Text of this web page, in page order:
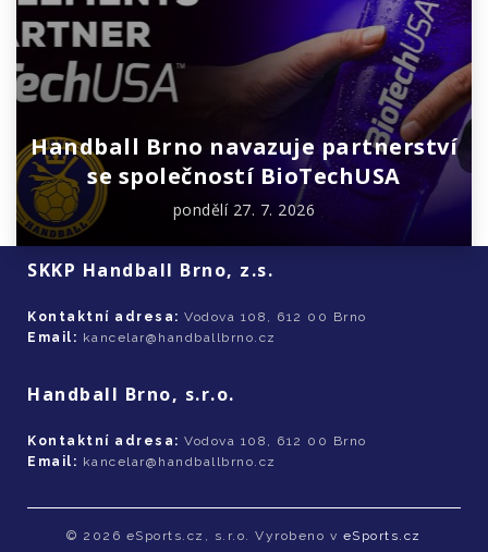
Handball Brno navazuje partnerství
se společností BioTechUSA
pondělí 27. 7. 2026
SKKP Handball Brno, z.s.
Kontaktní adresa: Vodova 108, 612 00 Brno
Email: kancelar@handballbrno.cz
Handball Brno, s.r.o.
Kontaktní adresa: Vodova 108, 612 00 Brno
Email: kancelar@handballbrno.cz
© 2026 eSports.cz, s.r.o. Vyrobeno v eSports.cz